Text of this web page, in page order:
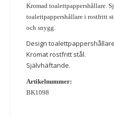
Kromad toalettpappershållare.
toalettpappershållare i rostfritt
och snygg.
Design
Kromat rostfritt stål.
Självhäftande.
Artikelnummer:
BK1098